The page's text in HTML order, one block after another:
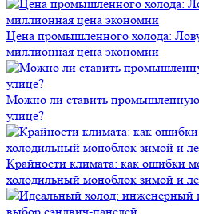
Цена промышленного холода:
миллионная цена экономии
Можно ли ставить
улице?
Крайности климата: как ошибки
холодильный моноблок зимой и